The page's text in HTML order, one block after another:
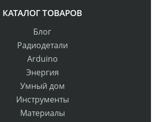
КАТАЛОГ ТОВАРОВ
Блог
Радиодетали
Arduino
Энергия
Умный дом
Инструменты
Материалы